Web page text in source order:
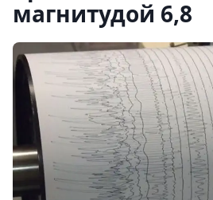
магнитудой 6,8